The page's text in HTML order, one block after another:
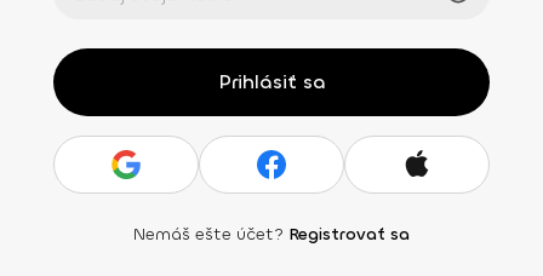
Prihlásiť sa
Nemáš ešte účet? Registrovať sa